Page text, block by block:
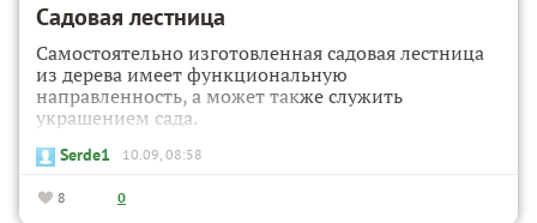
Садовая лестница
Самостоятельно изготовленная садовая лестница
из дерева имеет функциональную
направленность, а может также служить
украшением сада.
Serde1 10.09, 08:58
8 0